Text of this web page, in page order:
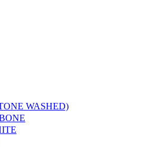
WASHED)